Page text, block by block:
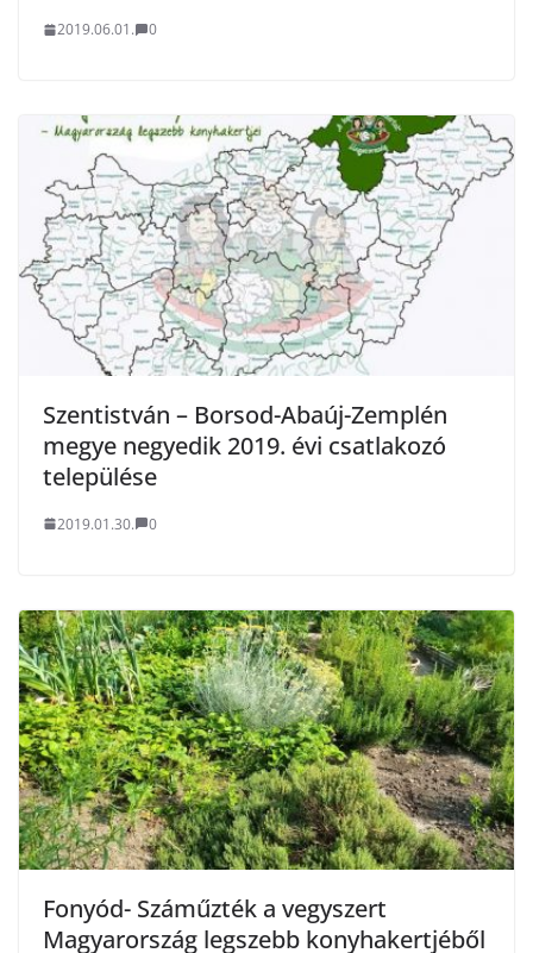
2019.06.01. 0
Szentistván – Borsod-Abaúj-Zemplén
megye negyedik 2019. évi csatlakozó
települése
2019.01.30. 0
Fonyód- Száműzték a vegyszert
Magyarország legszebb konyhakertjéből